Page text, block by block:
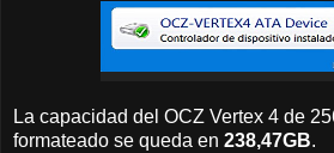
La capacidad del OCZ Vertex 4 de
formateado se queda en 238,47GB.